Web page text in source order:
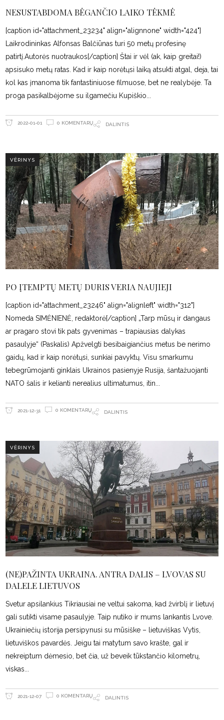
NESUSTABDOMA BĖGANČIO LAIKO TĖKMĖ
[caption id="attachment_23234" align="alignnone" width="424"]
Laikrodininkas Alfonsas Balčiūnas turi 50 metų profesinę
patirtį.Autorės nuotraukos[/caption] Štai ir vėl (ak, kaip greitai!)
apsisuko metų ratas. Kad ir kaip norėtųsi laiką atsukti atgal, deja, tai
kol kas įmanoma tik fantastiniuose filmuose, bet ne realybėje. Ta
proga pasikalbėjome su ilgamečiu Kupiškio
2022-01-01 0 KOMENTARŲ DALINTIS
VĖRINYS
PO ĮTEMPTŲ METŲ DURIS VERIA NAUJIEJI
[caption id="attachment_23246" align="alignleft" width="312"]
Nomeda SIMĖNIENĖ, redaktorė[/caption] „Tarp mūsų ir dangaus
ar pragaro stovi tik pats gyvenimas – trapiausias dalykas
pasaulyje“ (Paskalis) Apžvelgti besibaigiančius metus be nerimo
gaidų, kad ir kaip norėtųsi, sunkiai pavyktų. Visu smarkumu
tebegrūmojanti ginklais Ukrainos pasienyje Rusija, šantažuojanti
NATO šalis ir kelianti nerealius ultimatumus, itin
2021-12-31 0 KOMENTARŲ DALINTIS
VĖRINYS
(NE)PAŽINTA UKRAINA. ANTRA DALIS – LVOVAS SU
DALELE LIETUVOS
Svetur apsilankius Tikriausiai ne veltui sakoma, kad žvirblį ir lietuvį
gali sutikti visame pasaulyje. Taip nutiko ir mums lankantis Lvove.
Ukrainiečių istorija persipynusi su mūsiške – lietuviškas Vytis,
lietuviškos pavardės. Jeigu tai matytum savo krašte, gal ir
nekreiptum dėmesio, bet čia, už beveik tūkstančio kilometrų,
viskas
2021-12-07 0 KOMENTARŲ DALINTIS